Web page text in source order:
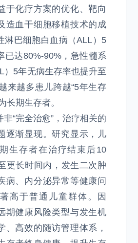
于化疗方案的优化、靶向
造血干细胞移植技术的成
淋巴细胞白血病（ALL）5
已达80%-90%，急性髓系
）5年无病生存率也提升至
来越多患儿跨越“5年生存
长期生存者。
“完全治愈”，治疗相关的
逐渐显现。研究显示，儿
生存者在治疗结束后10
更长时间内，发生二次肿
病、内分泌异常等健康问
高于普通儿童群体。因
期健康风险类型与发生机
、高效的随访管理体系，